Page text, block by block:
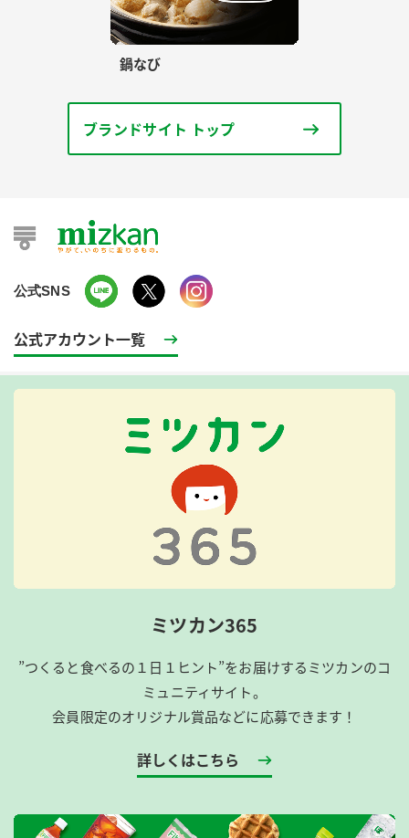
鍋なび
ブランドサイト トップ
公式SNS
公式アカウント一覧
ミツカン365
”つくると食べるの１日１ヒント”をお届けするミツカンのコ
ミュニティサイト。
会員限定のオリジナル賞品などに応募できます！
詳しくはこちら